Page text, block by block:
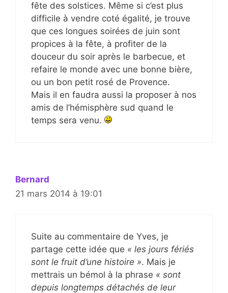
fête des solstices. Même si c’est plus
difficile à vendre coté égalité, je trouve
que ces longues soirées de juin sont
propices à la fête, à profiter de la
douceur du soir après le barbecue, et
refaire le monde avec une bonne bière,
ou un bon petit rosé de Provence.
Mais il en faudra aussi la proposer à nos
amis de l’hémisphère sud quand le
temps sera venu.
Bernard
21 mars 2014 à 19:01
Suite au commentaire de Yves, je
partage cette idée que « les jours fériés
sont le fruit d’une histoire ». Mais je
mettrais un bémol à la phrase « sont
depuis longtemps détachés de leur